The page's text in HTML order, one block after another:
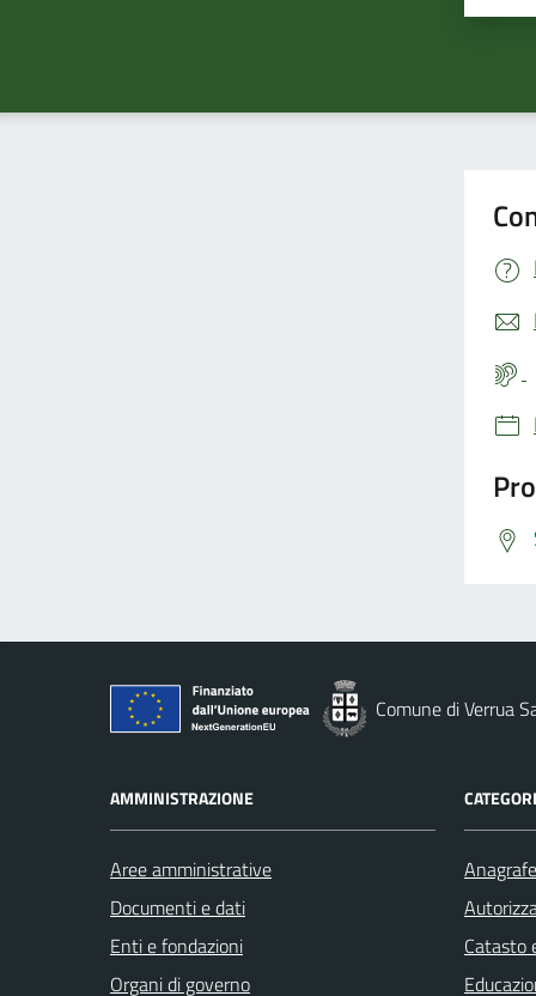
Comune di Verrua
AMMINISTRAZIONE
Aree amministrative
Documenti e dati
Enti e fondazioni
Organi di governo
Catasto